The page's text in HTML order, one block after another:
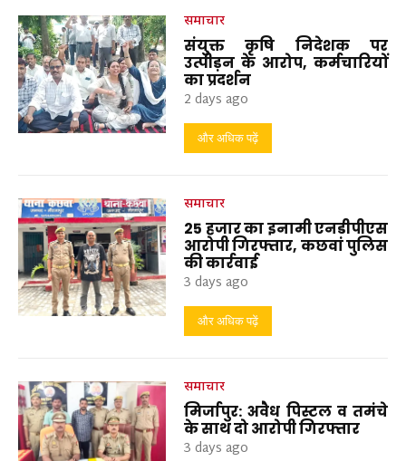
समाचार
संयुक्त कृषि निदेशक पर
उत्पीड़न के आरोप, कर्मचारियों
का प्रदर्शन
2 days ago
और अधिक पढ़ें
समाचार
25 हजार का इनामी एनडीपीएस
आरोपी गिरफ्तार, कछवां पुलिस
की कार्रवाई
3 days ago
और अधिक पढ़ें
समाचार
मिर्जापुर: अवैध पिस्टल व तमंचे
के साथ दो आरोपी गिरफ्तार
3 days ago